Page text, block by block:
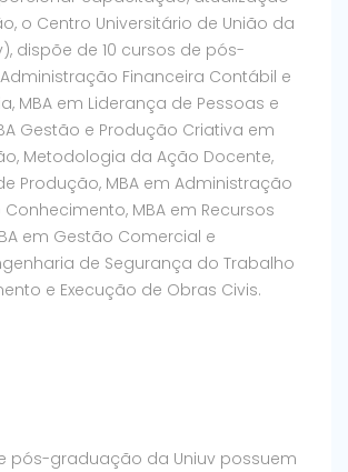
o Centro Universitário de União da
dispõe de 10 cursos de pós-
Financeira Contábil e
MBA em Liderança de Pessoas e
Gestão e Produção Criativa em
Metodologia da Ação Docente,
Produção, MBA em Administração
MBA em Recursos
em Gestão Comercial e
de Segurança do Trabalho
e Execução de Obras Civis.
pós-graduação da Uniuv possuem